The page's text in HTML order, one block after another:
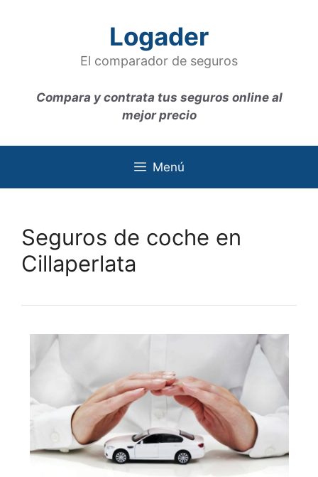
Logader
El comparador de seguros
Compara y contrata tus seguros online al
mejor precio
Menú
Seguros de coche en
Cillaperlata